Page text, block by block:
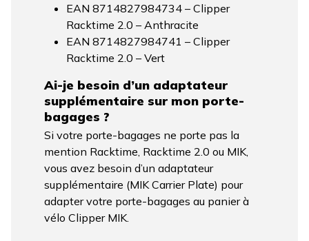
EAN 8714827984734 – Clipper
Racktime 2.0 – Anthracite
EAN 8714827984741 – Clipper
Racktime 2.0 – Vert
Ai-je besoin d’un adaptateur
supplémentaire sur mon porte-
bagages ?
Si votre porte-bagages ne porte pas la
mention Racktime, Racktime 2.0 ou MIK,
vous avez besoin d’un adaptateur
supplémentaire (MIK Carrier Plate) pour
adapter votre porte-bagages au panier à
vélo Clipper MIK.